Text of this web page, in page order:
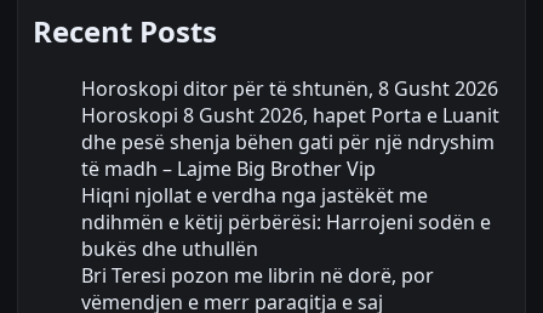
Recent Posts
Horoskopi ditor për të shtunën, 8 Gusht 2026
Horoskopi 8 Gusht 2026, hapet Porta e Luanit
dhe pesë shenja bëhen gati për një ndryshim
të madh – Lajme Big Brother Vip
Hiqni njollat e verdha nga jastëkët me
ndihmën e këtij përbërësi: Harrojeni sodën e
bukës dhe uthullën
Bri Teresi pozon me librin në dorë, por
vëmendjen e merr paraqitja e saj